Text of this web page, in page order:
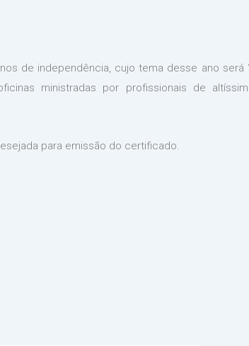
de independência, cujo tema desse ano será
ministradas por profissionais de
para emissão do certificado.